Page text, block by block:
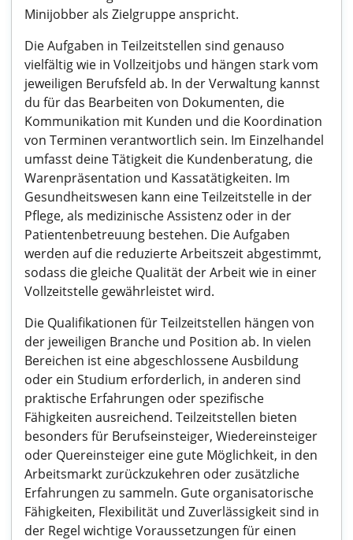
Minijobber als Zielgruppe anspricht.
Die Aufgaben in Teilzeitstellen sind genauso
vielfältig wie in Vollzeitjobs und hängen stark vom
jeweiligen Berufsfeld ab. In der Verwaltung kannst
du für das Bearbeiten von Dokumenten, die
Kommunikation mit Kunden und die Koordination
von Terminen verantwortlich sein. Im Einzelhandel
umfasst deine Tätigkeit die Kundenberatung, die
Warenpräsentation und Kassatätigkeiten. Im
Gesundheitswesen kann eine Teilzeitstelle in der
Pflege, als medizinische Assistenz oder in der
Patientenbetreuung bestehen. Die Aufgaben
werden auf die reduzierte Arbeitszeit abgestimmt,
sodass die gleiche Qualität der Arbeit wie in einer
Vollzeitstelle gewährleistet wird.
Die Qualifikationen für Teilzeitstellen hängen von
der jeweiligen Branche und Position ab. In vielen
Bereichen ist eine abgeschlossene Ausbildung
oder ein Studium erforderlich, in anderen sind
praktische Erfahrungen oder spezifische
Fähigkeiten ausreichend. Teilzeitstellen bieten
besonders für Berufseinsteiger, Wiedereinsteiger
oder Quereinsteiger eine gute Möglichkeit, in den
Arbeitsmarkt zurückzukehren oder zusätzliche
Erfahrungen zu sammeln. Gute organisatorische
Fähigkeiten, Flexibilität und Zuverlässigkeit sind in
der Regel wichtige Voraussetzungen für einen